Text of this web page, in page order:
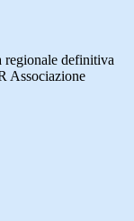
regionale definitiva
Associazione